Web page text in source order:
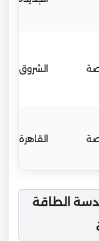
الشروق
القاهرة
الطاقة